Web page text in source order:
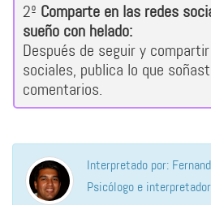
2º Comparte en las redes
sueño con helado:
Después de seguir y
sociales, publica lo que
comentarios.
Interpretado por:
Psicólogo e